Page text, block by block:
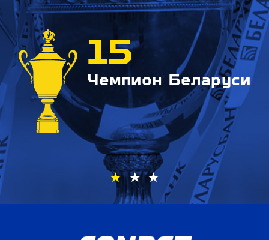
15
Чемпион Беларуси